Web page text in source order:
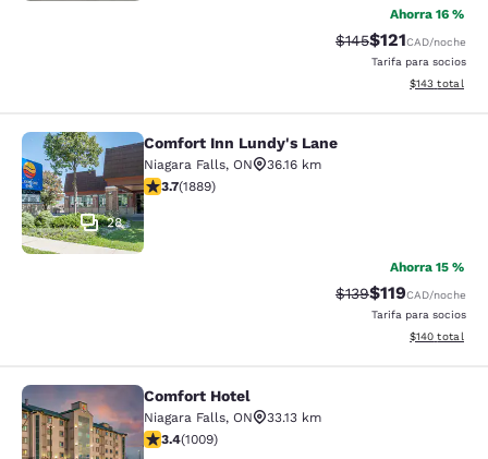
Ahorra 16 %
Tarifa tachada:
$145Tarifa reducida:
$121CAD/noche
Tarifa para socios
Ver detalles
$143 total
Comfort Inn Lundy's Lane
28
Comfort Inn Lundy's Lane
Niagara Falls, ON
36.16 km
Calificación de 3.67 estrellas. Bueno. 1889 reseñas
3.7(1889)
Ahorra 15 %
Tarifa tachada:
$139Tarifa reducida:
$119CAD/noche
Tarifa para socios
Ver detalles
$140 total
Comfort Hotel
Comfort Hotel
Niagara Falls, ON
33.13 km
Calificación de 3.4 estrellas. Bueno. 1009 reseñas
3.4(1009)